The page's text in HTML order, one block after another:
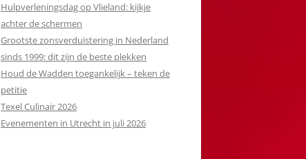
Hulpverleningsdag op Vlieland: kijkje
achter de schermen
Grootste zonsverduistering in Nederland
sinds 1999: dit zijn de beste plekken
Houd de Wadden toegankelijk – teken de
petitie
Texel Culinair 2026
Evenementen in Utrecht in juli 2026